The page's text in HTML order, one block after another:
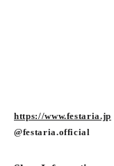
https://www.festaria.jp
@festaria.official